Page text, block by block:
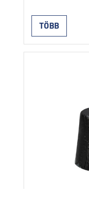
hőszigetelő
szalagok
felhasználása 2
TÖBB